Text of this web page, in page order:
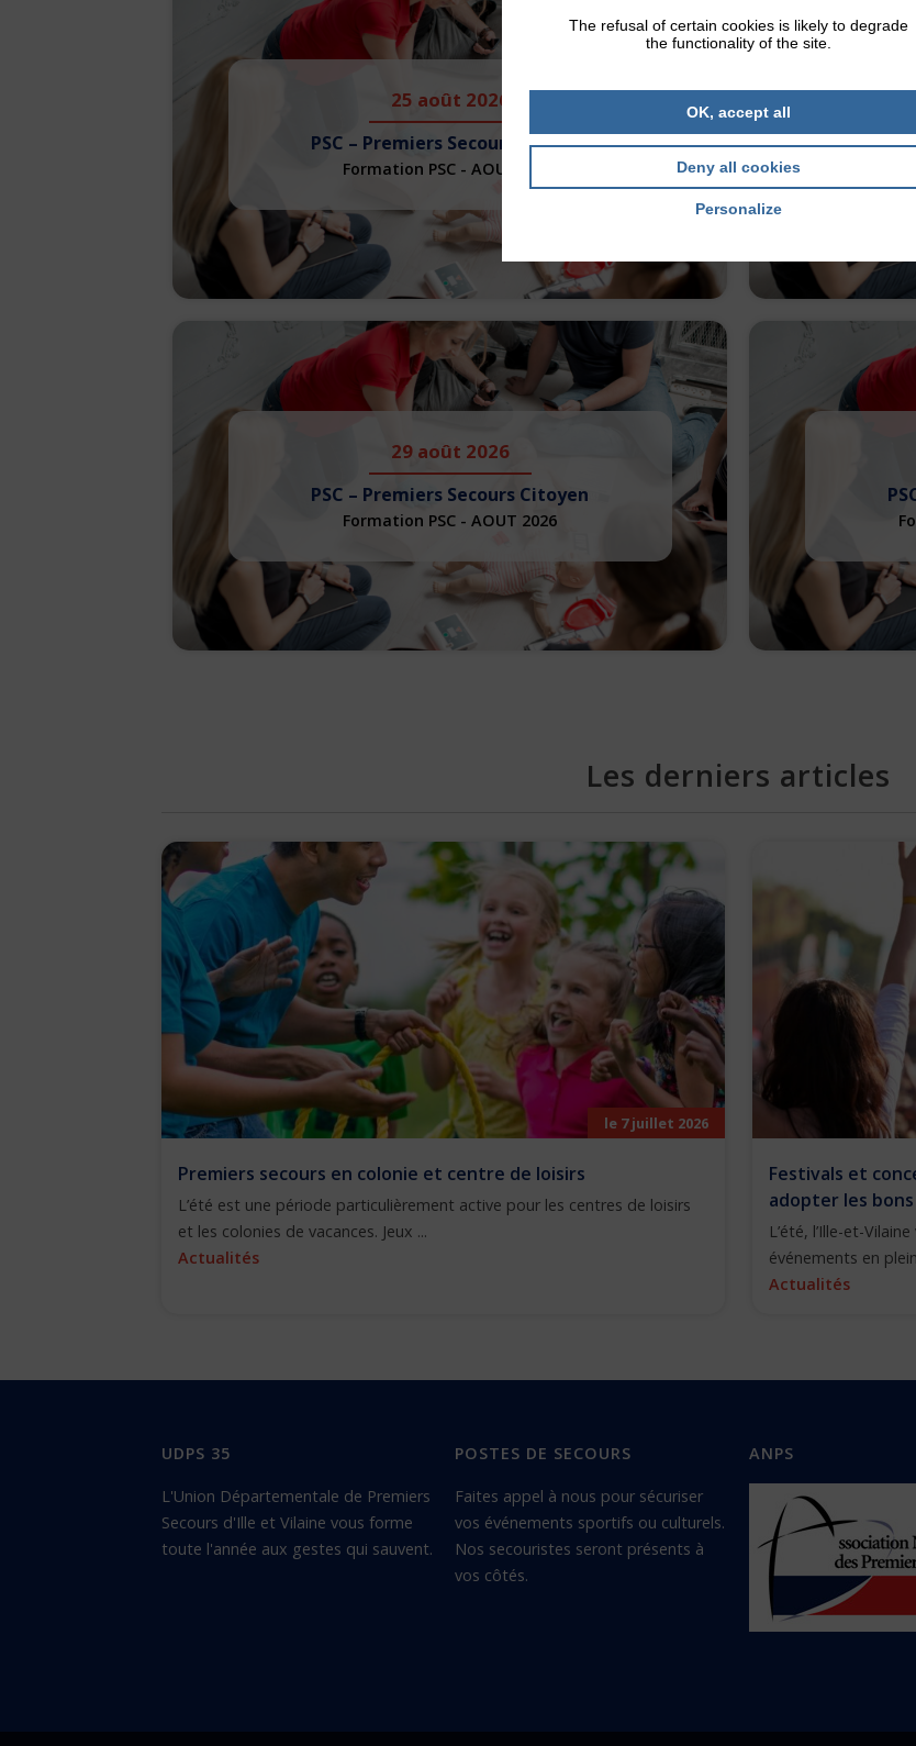
25 août 2026
PSC – Premiers Secours Citoyen
Formation PSC - AOUT 2026
29 août 2026
PSC – Premiers Secours Citoyen
Formation PSC - AOUT 2026
Les derniers articles
le 7 juillet 2026
Premiers secours en colonie et centre de loisirs
L’été est une période particulièrement active pour les centres de loisirs
et les colonies de vacances. Jeux ...
Actualités
Festivals et
adopter les
L’été, l’Ille-et-
événements en
Actualités
UDPS 35
L'Union Départementale de Premiers
Secours d'Ille et Vilaine vous forme
toute l'année aux gestes qui sauvent.
POSTES DE SECOURS
Faites appel à nous pour sécuriser
vos événements sportifs ou culturels.
Nos secouristes seront présents à
vos côtés.
ANPS
The refusal of certain cookies is likely to degrade
the functionality of the site.
OK, accept all
Deny all cookies
Personalize